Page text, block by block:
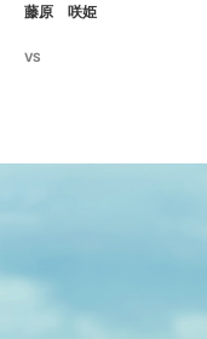
藤原 咲姫
VS